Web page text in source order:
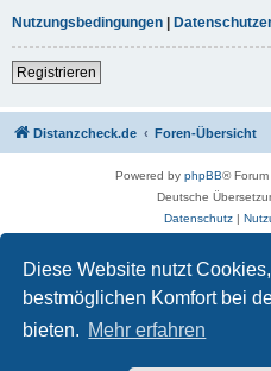
Diese Website nutzt
bestmöglichen Komfort bei
bieten. Mehr erfahren
Nutzungsbedingungen
Registrieren
Distanzcheck.de Foren-Übersicht
Powered by phpBB®
Deutsche
Datenschutz|